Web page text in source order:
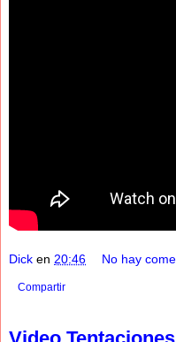
Dick en 20:46 No hay
Compartir